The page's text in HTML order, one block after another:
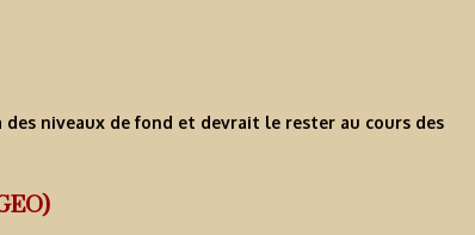
des niveaux de fond et devrait le rester au cours des